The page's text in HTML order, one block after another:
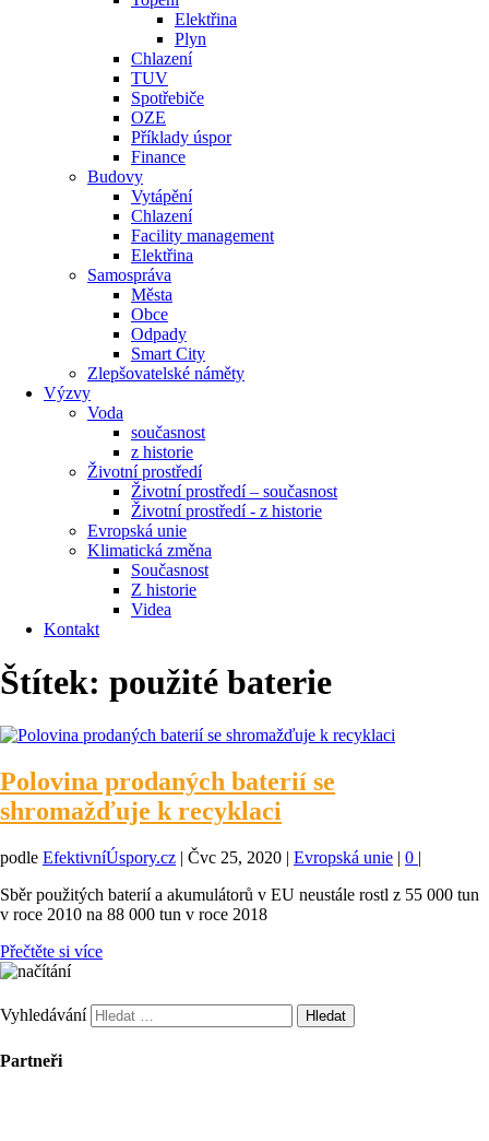
Elektřina
Plyn
Chlazení
TUV
Spotřebiče
OZE
Příklady úspor
Finance
Budovy
Vytápění
Chlazení
Facility management
Elektřina
Samospráva
Města
Obce
Odpady
Smart City
Zlepšovatelské náměty
Výzvy
Voda
současnost
z historie
Životní prostředí
Životní prostředí – současnost
Životní prostředí ​- z historie
Evropská unie
Klimatická změna
Současnost
Z historie
Videa
Kontakt
Štítek: použité baterie
Polovina prodaných baterií se
shromažďuje k recyklaci
podle EfektivníÚspory.cz | Čvc 25, 2020 | Evropská unie | 0 |
Sběr použitých baterií a akumulátorů v EU neustále rostl z 55 000 tun
v roce 2010 na 88 000 tun v roce 2018
Přečtěte si více
Vyhledávání
Partneři